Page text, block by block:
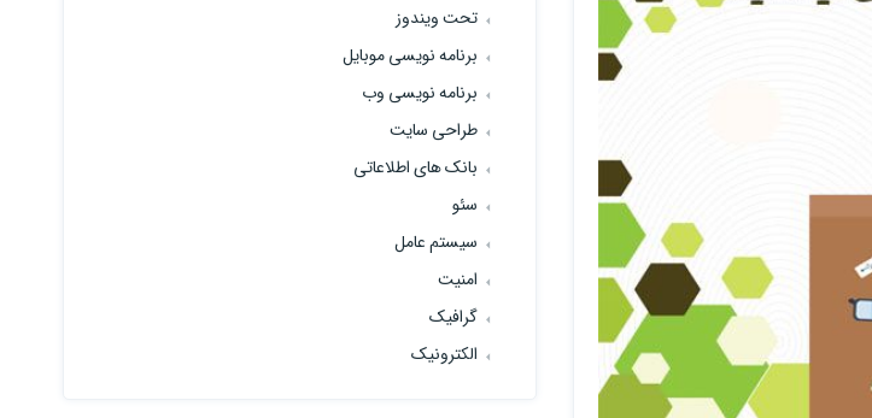
تحت ویندوز
برنامه نویسی موبایل
برنامه نویسی وب
طراحی سایت
بانک های اطلاعاتی
سئو
سیستم عامل
امنیت
گرافیک
الکترونیک